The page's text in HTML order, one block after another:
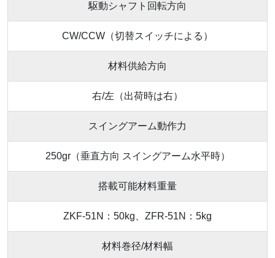
駆動シャフト回転方向
CW/CCW（切替スイッチによる）
材料供給方向
右/左（出荷時は右）
スイングアーム動作力
250gr（垂直方向 スイングアーム水平時）
搭載可能材料重量
ZKF-51N：50kg、ZFR-51N：5kg
材料巻径/材料幅